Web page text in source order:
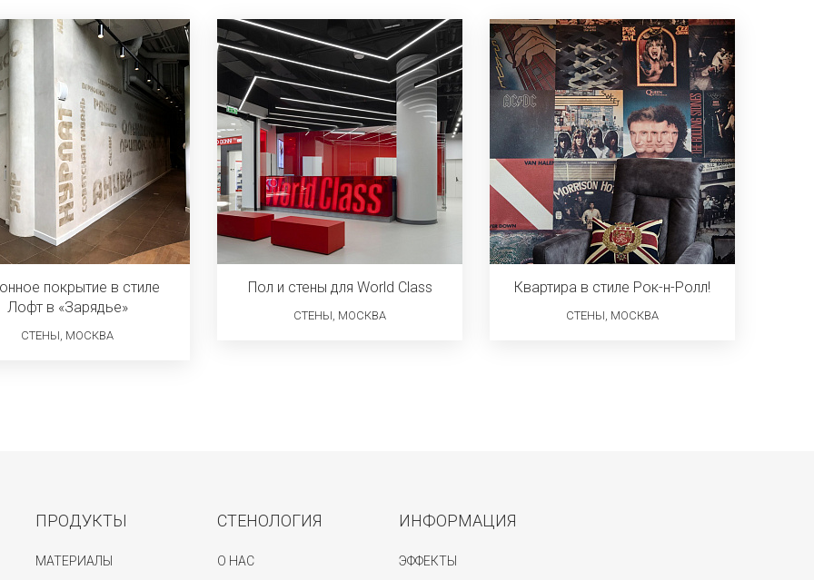
покрытие в стиле
Лофт в «Зарядье»
СТЕНЫ, МОСКВА
Пол и стены для World Class
СТЕНЫ, МОСКВА
Квартира в стиле Рок-н-Ролл!
СТЕНЫ, МОСКВА
ПРОДУКТЫ
МАТЕРИАЛЫ
СТЕНОЛОГИЯ
О НАС
ИНФОРМАЦИЯ
ЭФФЕКТЫ